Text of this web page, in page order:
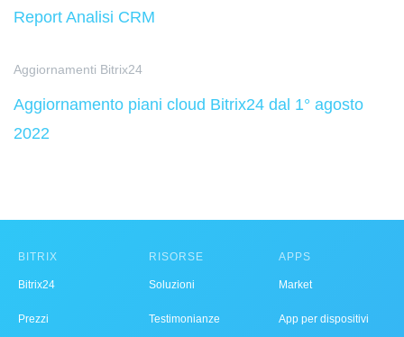
Report Analisi CRM
Aggiornamenti Bitrix24
Aggiornamento piani cloud Bitrix24 dal 1° agosto
2022
BITRIX
Bitrix24
Prezzi
RISORSE
Soluzioni
Testimonianze
APPS
Market
App per dispositivi